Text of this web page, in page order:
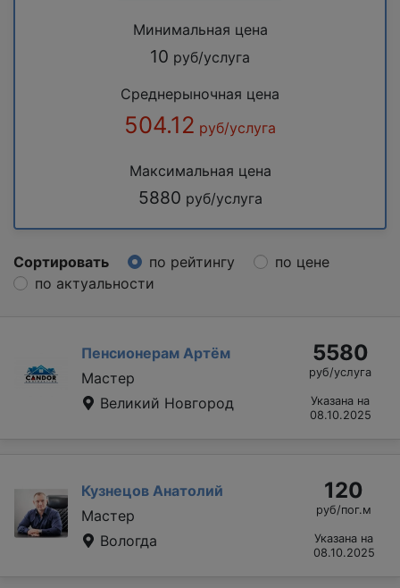
Минимальная цена
10 руб/услуга
Среднерыночная цена
504.12 руб/услуга
Максимальная цена
5880 руб/услуга
Сортировать по рейтингу
по цене
по актуальности
Пенсионерам Артём
Мастер
Великий Новгород
5580
руб/услуга
Указана на
08.10.2025
Кузнецов Анатолий
Мастер
Вологда
120
руб/пог.м
Указана на
08.10.2025